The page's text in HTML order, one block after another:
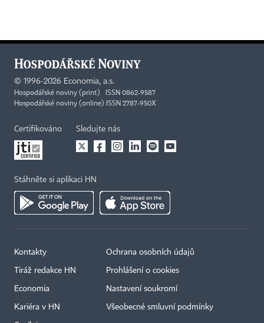
© 1996-2026 Economia, a.s.
Hospodářské noviny (print) ISSN 0862-9587
Hospodářské noviny (online) ISSN 2787-950X
Certifikováno Sledujte nás
Stáhněte si aplikaci HN
Kontakty
Tiráž redakce HN
Economia
Kariéra v HN
Ochrana osobních údajů
Prohlášení o cookies
Nastavení soukromí
Všeobecné smluvní podmínky